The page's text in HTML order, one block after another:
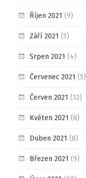
Říjen 2021 (9)
Září 2021 (5)
Srpen 2021 (4)
Červenec 2021 (5)
Červen 2021 (12)
Květen 2021 (8)
Duben 2021 (8)
Březen 2021 (9)